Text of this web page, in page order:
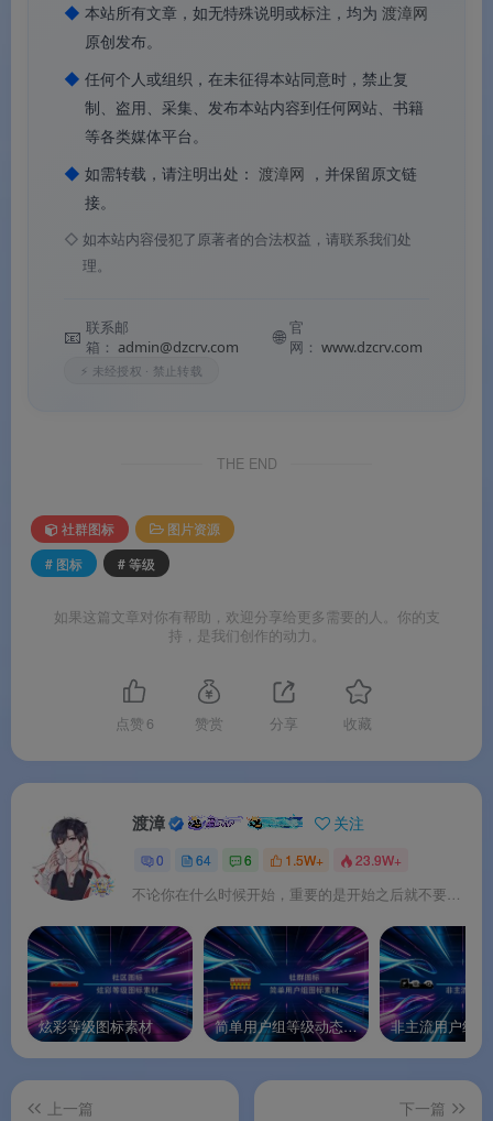
A：涵盖粉色基础图标、等级徽章等多种类型。
Q2：不同等级的图标主要区别在哪里？
A：可通过
元素复杂度（皇冠、星星、勋章逐级增加）、造型精致
（从简约到华丽）进行等级区分。
Q3：这套素材适合用在哪些地方？
论坛、少女风APP、女性向游戏
力与温度感。
从粉色皇冠到VIP勋章，从数字等级到星星徽章，粉色等级
会员等级体系提供一站式图标解决方案。以粉色为名、以等
级为阶，适配多种数字产品场景，开箱即用。
◆ 本站所有文章，如无特殊说明或标注，均为 渡漳网
原创发布。
◆ 任何个人或组织，在未征得本站同意时，禁止复
制、盗用、采集、发布本站内容到任何网站、书籍
等各类媒体平台。
◆ 如需转载，请注明出处： 渡漳网 ，并保留原文链
接。
◇ 如本站内容侵犯了原著者的合法权益，请联系我们处
理。
📧 联系邮
箱： admin@dzcrv.com 🌐官
网：www.dzcrv.com
⚡ 未经授权 · 禁止转载
THE END
社群图标
图片资源
# 图标
# 等级
如果这篇文章对你有帮助，欢迎分享给更多需要的人。你的支
持，是我们创作的动力。
点赞 6 赞赏 分享 收藏
渡漳 关注
0 64 6 1.5W+ 23.9W+
不论你在什么时候开始，重要的是开始之后就不要停止。
炫彩等级图标素材 简单用户组等级动态图标素材
上一篇
下一篇